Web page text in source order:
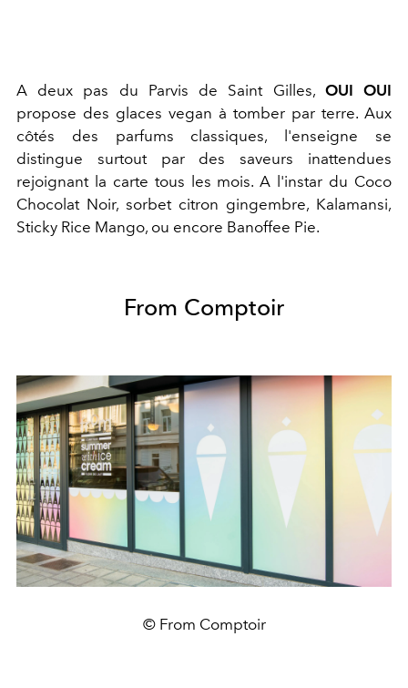
A deux pas du Parvis de Saint Gilles, OUI OUI
propose des glaces vegan à tomber par terre. Aux
côtés des parfums classiques, l'enseigne se
distingue surtout par des saveurs inattendues
rejoignant la carte tous les mois. A l'instar du Coco
Chocolat Noir, sorbet citron gingembre, Kalamansi,
Sticky Rice Mango, ou encore Banoffee Pie.
From Comptoir
© From Comptoir